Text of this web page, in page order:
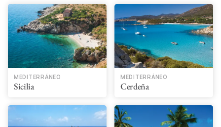
MEDITERRÁNEO
Sicilia
MEDITERRÁNEO
Cerdeña